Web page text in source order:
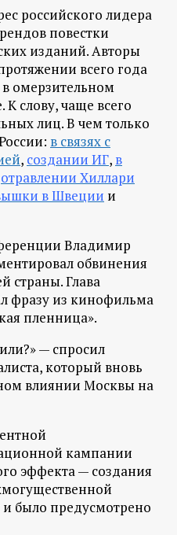
российского лидера
повестки
изданий. Авторы
всего года
омерзительном
К слову, чаще всего
лиц. В чем только
в связях с
, создании ИГ, в
отравлении Хиллари
в Швеции и
Владимир
обвинения
страны. Глава
фразу из кинофильма
пленница».
— спросил
который вновь
влиянии Москвы на
кампании
эффекта — создания
было предусмотрено